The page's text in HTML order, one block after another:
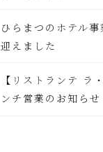
ひらまつのホテル
迎えました
【リストランテ ラ
ンチ営業のお知らせ